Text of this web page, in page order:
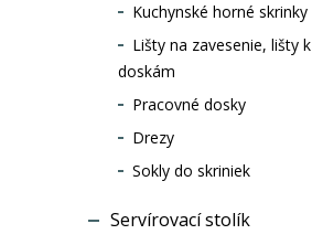
Kuchynské horné skrinky
Lišty na zavesenie, lišty k
doskám
Pracovné dosky
Drezy
Sokly do skriniek
Servírovací stolík